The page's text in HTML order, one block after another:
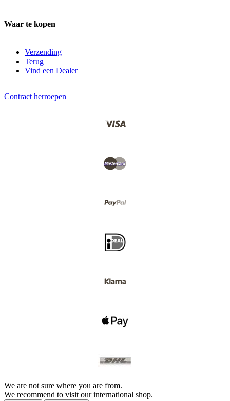
Waar te kopen
Verzending
Terug
Vind een Dealer
Contract herroepen
We are not sure where you are from.
We recommend to visit our international shop.